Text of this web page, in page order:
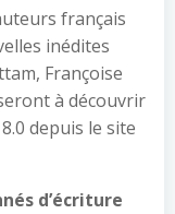
français
inédites
Françoise
à découvrir
depuis le site
d’écriture